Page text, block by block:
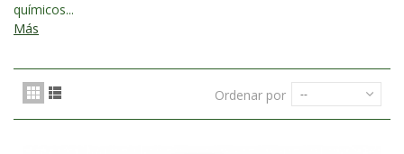
químicos...
Más
Ordenar por --